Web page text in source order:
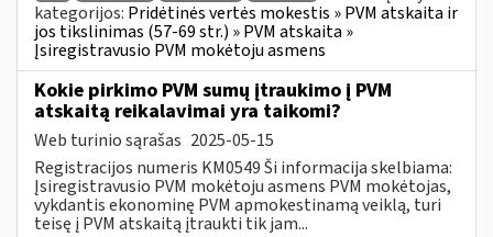
kategorijos: Pridėtinės vertės mokestis » PVM atskaita ir
jos tikslinimas (57-69 str.) » PVM atskaita »
Įsiregistravusio PVM mokėtoju asmens
Kokie pirkimo PVM sumų įtraukimo į PVM
atskaitą reikalavimai yra taikomi?
Web turinio sąrašas 2025-05-15
Registracijos numeris KM0549 Ši informacija skelbiama:
Įsiregistravusio PVM mokėtoju asmens PVM mokėtojas,
vykdantis ekonominę PVM apmokestinamą veiklą, turi
teisę į PVM atskaitą įtraukti tik jam...